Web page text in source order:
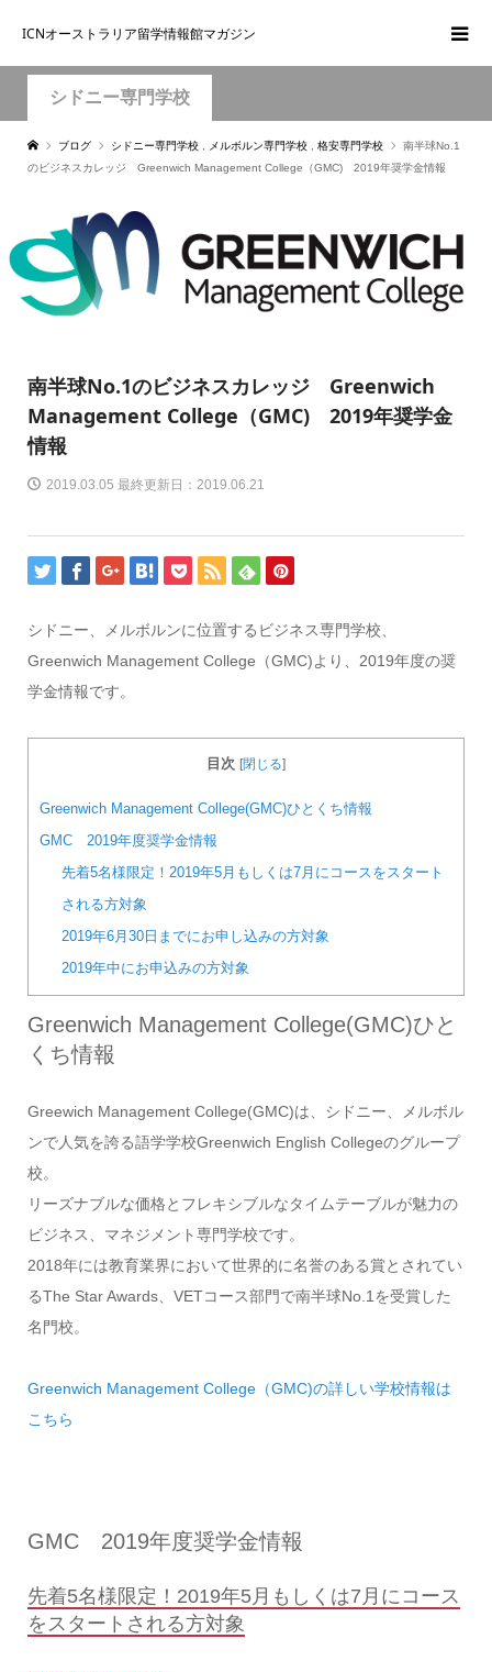
ICNオーストラリア留学情報館マガジン
シドニー専門学校
ブログ シドニー専門学校 メルボルン専門学校 格安専門学校
南半球No.1
のビジネスカレッジ Greenwich Management College（GMC) 2019年奨学金情報
南半球No.1のビジネスカレッジ Greenwich
Management College（GMC) 2019年奨学金
情報
2019.03.05 最終更新日：2019.06.21
シドニー、メルボルンに位置するビジネス専門学校、
Greenwich Management College（GMC)より、2019年度の奨
学金情報です。
目次 [閉じる]
Greenwich Management College(GMC)ひとくち情報
GMC 2019年度奨学金情報
先着5名様限定！2019年5月もしくは7月にコースをスタート
される方対象
2019年6月30日までにお申し込みの方対象
2019年中にお申込みの方対象
Greenwich Management College(GMC)ひと
くち情報
Greewich Management College(GMC)は、シドニー、メルボル
ンで人気を誇る語学学校Greenwich English Collegeのグループ
校。
リーズナブルな価格とフレキシブルなタイムテーブルが魅力の
ビジネス、マネジメント専門学校です。
2018年には教育業界において世界的に名誉のある賞とされてい
るThe Star Awards、VETコース部門で南半球No.1を受賞した
名門校。
Greenwich Management College（GMC)の詳しい学校情報は
こちら
GMC 2019年度奨学金情報
先着5名様限定！2019年5月もしくは7月にコース
をスタートされる方対象